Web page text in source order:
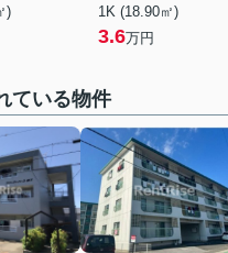
)
1K (18.90㎡)
3.6万円
ている物件